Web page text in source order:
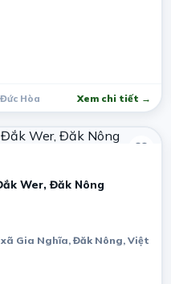
Hòa Xem chi tiết →
Wer, Đăk Nông
Gia Nghĩa, Đăk Nông, Việt Nam